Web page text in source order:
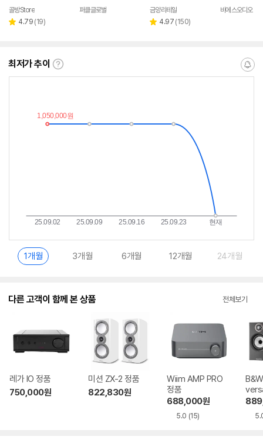
골방Store
별 4.79 리
(19)
퍼클글로벌
페이
금양리테일
별 4.97 리
(150)
비에스오디오
최저가 추이
최
이
란?
알
1개월 3개월 6개월 12개월 24개월
다른 고객이 함께 본 상품 전체보기
레가 IO 정품
750,000원
미션 ZX-2 정품
822,830원
Wiim AMP PRO
정품
688,000원
5.0 (15)
품